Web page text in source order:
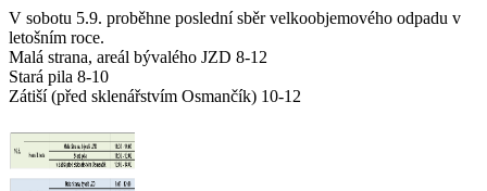
V sobotu 5.9. proběhne poslední sběr velkoobjemového odpadu v
letošním roce.
Malá strana, areál bývalého JZD 8-12
Stará pila 8-10
Zátiší (před sklenářstvím Osmančík) 10-12